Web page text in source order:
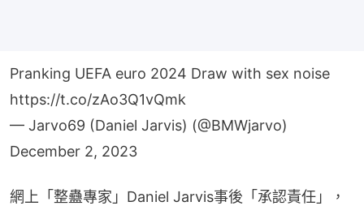
Pranking UEFA euro 2024 Draw with sex noise
https://t.co/zAo3Q1vQmk
— Jarvo69 (Daniel Jarvis) (@BMWjarvo)
December 2, 2023
網上「整蠱專家」Daniel Jarvis事後「承認責任」，